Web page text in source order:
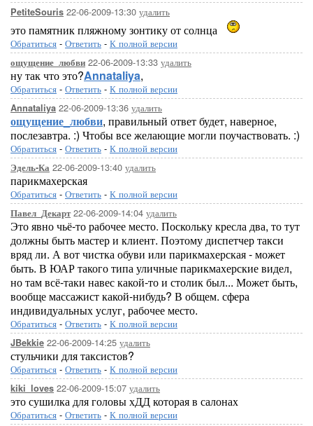
PetiteSouris 22-06-2009-13:30 удалить
это памятник пляжному зонтику от солнца
Обратиться - Ответить - К полной версии
ощущение_любви 22-06-2009-13:33 удалить
ну так что это?Annataliya,
Обратиться - Ответить - К полной версии
Annataliya 22-06-2009-13:36 удалить
ощущение_любви, правильный ответ будет, наверное,
послезавтра. :) Чтобы все желающие могли поучаствовать. :)
Обратиться - Ответить - К полной версии
Эдель-Ка 22-06-2009-13:40 удалить
парикмахерская
Обратиться - Ответить - К полной версии
Павел_Декарт22-06-2009-14:04 удалить
Это явно чьё-то рабочее место. Поскольку кресла два, то тут
должны быть мастер и клиент. Поэтому диспетчер такси
вряд ли. А вот чистка обуви или парикмахерская - может
быть. В ЮАР такого типа уличные парикмахерские видел,
но там всё-таки навес какой-то и столик был... Может быть,
вообще массажист какой-нибудь? В общем. сфера
индивидуальных услуг, рабочее место.
Обратиться - Ответить - К полной версии
JBekkie 22-06-2009-14:25 удалить
стульчики для таксистов?
Обратиться - Ответить - К полной версии
kiki_loves 22-06-2009-15:07 удалить
это сушилка для головы хДД которая в салонах
Обратиться - Ответить - К полной версии